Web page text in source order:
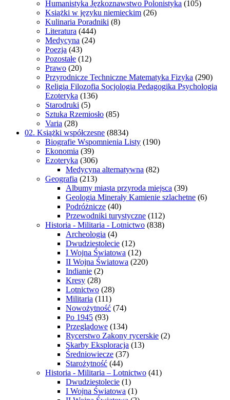
Humanistyka Jęzkoznawstwo Polonistyka (105)
Książki w języku niemieckim (26)
Kulinaria Poradniki (8)
Literatura (444)
Medycyna (24)
Poezja (43)
Pozostałe (12)
Prawo (20)
Przyrodnicze Techniczne Matematyka Fizyka (290)
Religia Filozofia Socjologia Pedagogika Psychologia
Ezoteryka (136)
Starodruki (5)
Sztuka Rzemiosło (85)
Varia (28)
02. Książki współczesne (8834)
Biografie Wspomnienia Listy (190)
Ekonomia (39)
Ezoteryka (306)
Medycyna alternatywna (82)
Geografia (213)
Albumy miasta przyroda miejsca (39)
Geologia Minerały Kamienie szlachetne (6)
Podróżnicze (40)
Przewodniki turystyczne (112)
Historia - Militaria - Lotnictwo (838)
Archeologia (4)
Dwudziestolecie (12)
I Wojna Światowa (12)
II Wojna Światowa (220)
Indianie (2)
Kresy (28)
Lotnictwo (28)
Militaria (111)
Nowożytność (74)
Po 1945 (93)
Przeglądowe (134)
Rycerstwo Zakony rycerskie (2)
Skarby Eksploracja (13)
Średniowiecze (37)
Starożytność (44)
Historia - Militaria – Lotnictwo (41)
Dwudziestolecie (1)
I Wojna Światowa (1)